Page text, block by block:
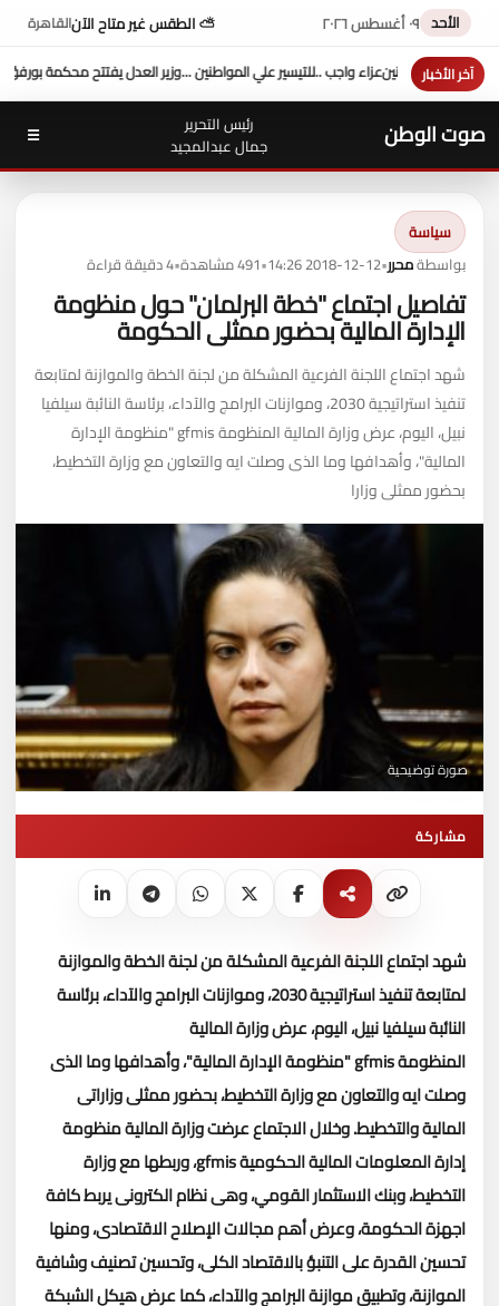
الأحد ٠٩ أغسطس ٢٠٢٦ ⛅ الطقس غير متاح الآنالقاهرة
آخر الأخبار
السيطرةد. طه محمد أبو الشيخ يكتب : أداء وزارة العدلمحكمة بورفؤاد الجزئية
صوت الوطن
رئيس التحرير
جمال عبدالمجيد
☰
سياسة
بواسطةمحرر•
2018-12-12 14:26
•491 مشاهدة •4 دقيقة قراءة
تفاصيل اجتماع "خطة البرلمان" حول منظومة
الإدارة المالية بحضور ممثلى الحكومة
شهد اجتماع اللجنة الفرعية المشكلة من لجنة الخطة والموازنة لمتابعة
تنفيذ استراتيجية 2030، وموازنات البرامج والآداء، برئاسة النائبة سيلفيا
نبيل، اليوم، عرض وزارة المالية المنظومة gfmis "منظومة الإدارة
المالية"، وأهدافها وما الذى وصلت ايه والتعاون مع وزارة التخطيط،
بحضور ممثلى وزارا
صورة توضيحية
مشاركة
شهد اجتماع اللجنة الفرعية المشكلة من لجنة الخطة والموازنة
لمتابعة تنفيذ استراتيجية 2030، وموازنات البرامج والآداء، برئاسة
النائبة سيلفيا نبيل، اليوم، عرض وزارة المالية
المنظومة
منظومة الإدارة المالية"، وأهدافها وما الذى
وصلت ايه والتعاون مع وزارة التخطيط، بحضور ممثلى وزاراتى
المالية والتخطيط.وخلال الاجتماع عرضت وزارة المالية منظومة
إدارة المعلومات المالية الحكوميةgfmis، وربطها مع وزارة
التخطيط، وبنك الاستثمار القومي، وهى نظام الكترونى يربط كافة
اجهزة الحكومة، وعرض أهم مجالات الإصلاح الاقتصادى، ومنها
تحسين القدرة على التنبؤ بالاقتصاد الكلى، وتحسين تصنيف وشافية
الموازنة، وتطبيق موازنة البرامج والآداء، كما عرض هيكل الشبكة